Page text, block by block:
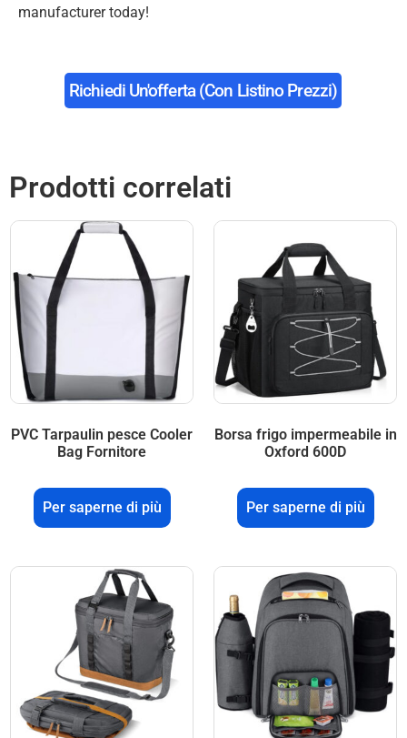
manufacturer today!
Richiedi Un'offerta (con Listino Prezzi)
Prodotti correlati
PVC Tarpaulin pesce Cooler
Bag Fornitore
Per saperne di più
Borsa frigo impermeabile in
Oxford 600D
Per saperne di più